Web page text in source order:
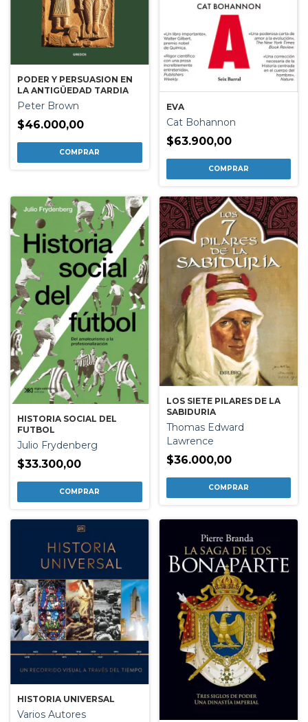
PODER Y PERSUASION EN
LA ANTIGÜEDAD TARDIA
Peter Brown
$46.000,00
EVA
Cat Bohannon
$63.900,00
HISTORIA SOCIAL DEL
FUTBOL
Julio Frydenberg
$33.300,00
LOS SIETE PILARES DE LA
SABIDURIA
Thomas Edward
Lawrence
$36.000,00
HISTORIA UNIVERSAL
Varios Autores